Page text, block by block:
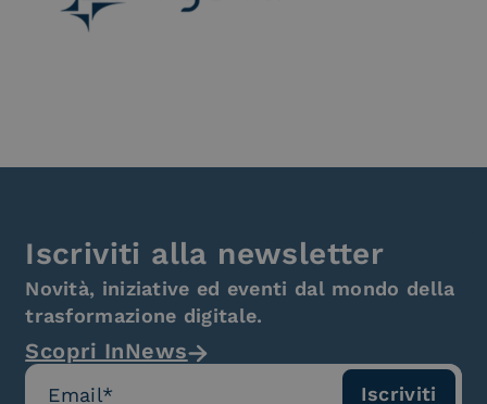
Piattaforme
Iscriviti alla newsletter
Novità, iniziative ed eventi dal mondo della
trasformazione digitale.
Scopri InNews